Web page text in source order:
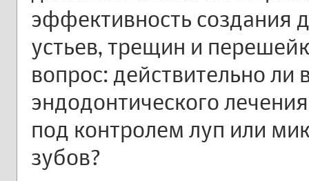
эффективность создания
устьев, трещин и
вопрос: действительно ли
эндодонтического
под контролем луп или
зубов?